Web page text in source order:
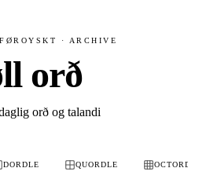
· ARCHIVE
orð
orð og talandi
DORDLE QUORDLE OCTORDLE